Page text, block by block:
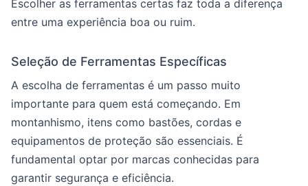
Escolher as ferramentas certas faz toda a diferença
entre uma experiência boa ou ruim.
Seleção de Ferramentas Específicas
A escolha de ferramentas é um passo muito
importante para quem está começando. Em
montanhismo, itens como bastões, cordas e
equipamentos de proteção são essenciais. É
fundamental optar por marcas conhecidas para
garantir segurança e eficiência.